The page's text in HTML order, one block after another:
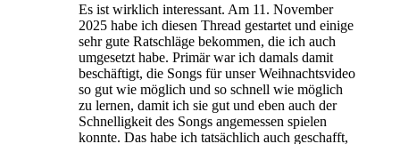
Es ist wirklich interessant. Am 11. November
2025 habe ich diesen Thread gestartet und einige
sehr gute Ratschläge bekommen, die ich auch
umgesetzt habe. Primär war ich damals damit
beschäftigt, die Songs für unser Weihnachtsvideo
so gut wie möglich und so schnell wie möglich
zu lernen, damit ich sie gut und eben auch der
Schnelligkeit des Songs angemessen spielen
konnte. Das habe ich tatsächlich auch geschafft,